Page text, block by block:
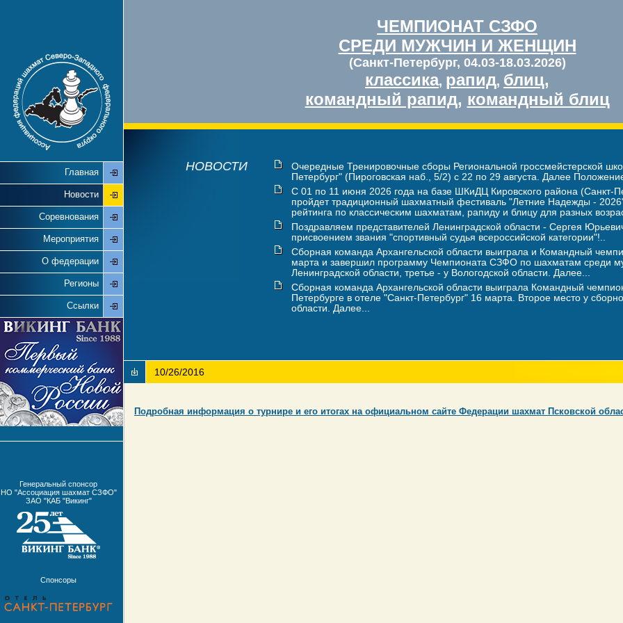
ЧЕМПИОНАТ СЗФО
СРЕДИ МУЖЧИН И ЖЕНЩИН
(Санкт-Петербург, 04.03-18.03.2026)
классика, рапид, блиц,
командный рапид, командный блиц
Главная
Новости
Соревнования
Мероприятия
О федерации
Регионы
Ссылки
Генеральный спонсор
НО "Ассоциация шахмат СЗФО"
ЗАО "КАБ "Викинг"
Спонсоры
НОВОСТИ
Очередные Тренировочные сборы Региональной гроссмейстерской
Петербург" (Пироговская наб., 5/2) с 22 по 29 августа. Далее
С 01 по 11 июня 2026 года на базе ШКиДЦ Кировского района (Санкт-
пройдет традиционный шахматный фестиваль "Летние Надежды -
рейтинга по классическим шахматам, рапиду и блицу для разных
Поздравляем представителей Ленинградской области - Сергея
присвоением звания "спортивный судья всероссийской категории"!..
Сборная команда Архангельской области выиграла и Командный
марта и завершил программу Чемпионата СЗФО по шахматам среди
Ленинградской области, третье - у Вологодской области. Далее...
Сборная команда Архангельской области выиграла Командный
Петербурге в отеле "Санкт-Петербург" 16 марта. Второе место у
области. Далее...
10/26/2016
Подробная информация о турнире и его итогах на официальном сайте Федерации шахмат Псковской